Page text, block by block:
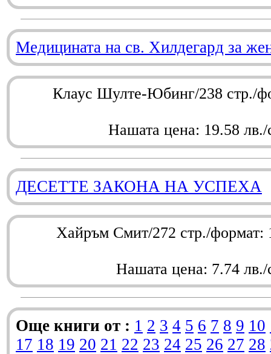
Медицината на св. Хилдегард за
Клаус Шулте-Юбинг/238 стр./
Нашата цена: 19.58 лв./
ДЕСЕТТЕ ЗАКОНА НА УСПЕХА
Хайръм Смит/272 стр./
Нашата цена: 7.74 лв./
Още книги от : 1 2 3 4 5 6 7 8 9 10
17 18 19 20 21 22 23 24 25 26 27 28